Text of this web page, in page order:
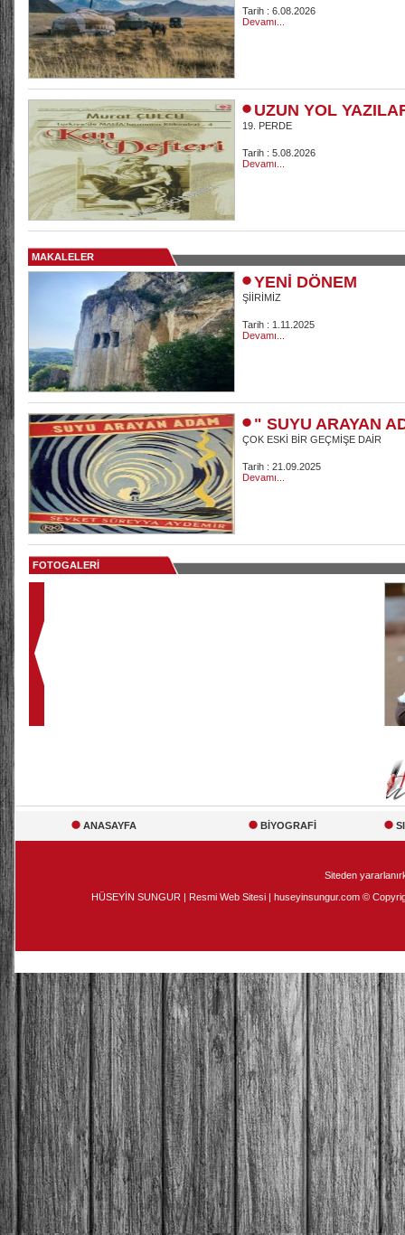
Tarih : 6.08.2026
Devamı...
UZUN YOL
19. PERDE
Tarih : 5.08.2026
Devamı...
MAKALELER
YENİ DÖNEM
ŞİİRİMİZ
Tarih : 1.11.2025
Devamı...
" SUYU ARAYAN
ÇOK ESKİ BİR GEÇMİŞE DAİR
Tarih : 21.09.2025
Devamı...
FOTOGALERİ
ANASAYFA BİYOGRAFİ
Siteden
HÜSEYİN SUNGUR | Resmi Web Sitesi | huseyinsungur.com ©